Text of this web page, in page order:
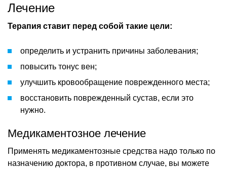
Лечение
Терапия ставит перед собой такие цели:
определить и устранить причины заболевания;
повысить тонус вен;
улучшить кровообращение поврежденного места;
восстановить поврежденный сустав, если это
нужно.
Медикаментозное лечение
Применять медикаментозные средства надо только по
назначению доктора, в противном случае, вы можете